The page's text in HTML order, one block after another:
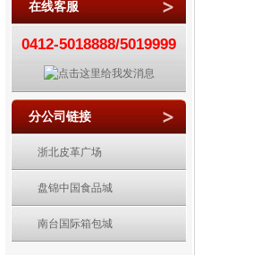
在线客服
0412-5018888/5019999
分公司链接
浙北皮革广场
盘锦中国食品城
南台国际箱包城